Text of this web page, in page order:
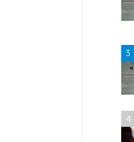
3
4